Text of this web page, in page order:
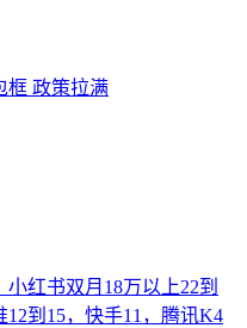
框 政策拉满
红书双月18万以上22到
到15，快手11，腾讯K4